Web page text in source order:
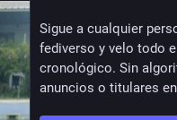
Sigue a cualquier
fediverso y velo todo
cronológico. Sin
anuncios o titulares